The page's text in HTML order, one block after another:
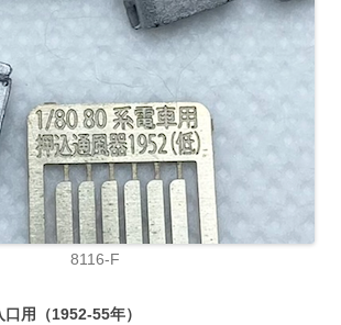
8116-F
用（1952-55年）